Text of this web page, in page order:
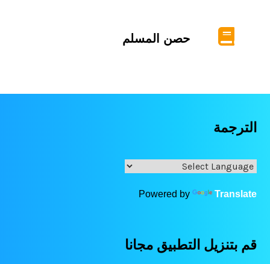
حصن المسلم
الترجمة
Powered by Translate
قم بتنزيل التطبيق مجانا